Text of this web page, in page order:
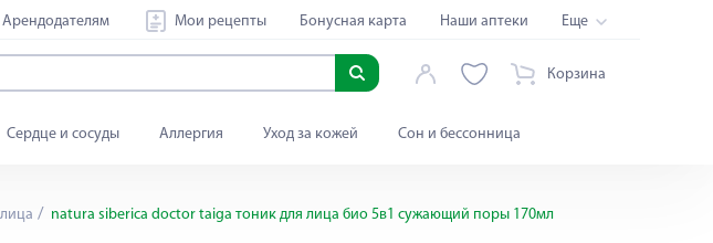
Арендодателям Мои рецепты Бонусная карта Наши аптеки Еще
Корзина
Сердце и сосуды Аллергия Уход за кожей Сон и бессонница
natura siberica doctor taiga тоник для лица био 5в1 сужающий поры 170мл